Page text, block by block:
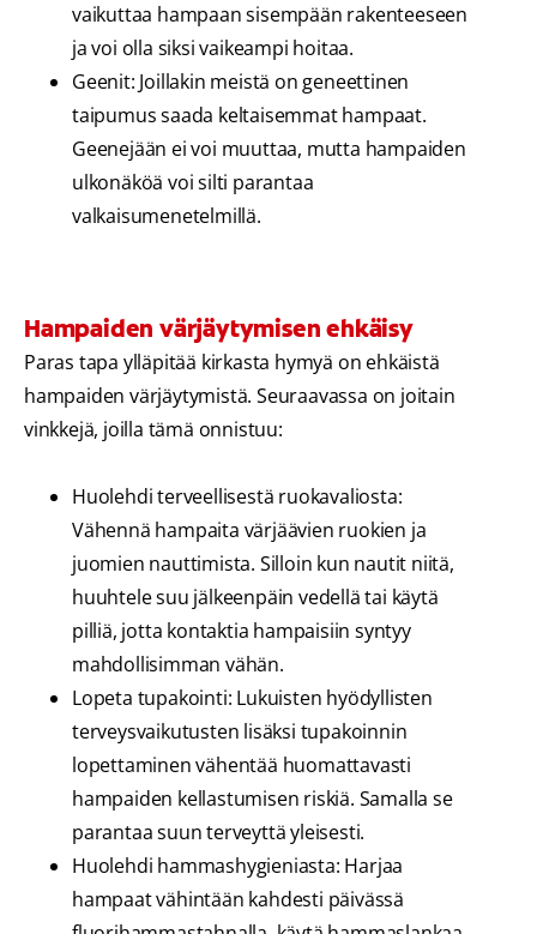
vaikuttaa hampaan sisempään rakenteeseen
ja voi olla siksi vaikeampi hoitaa.
Geenit: Joillakin meistä on geneettinen
taipumus saada keltaisemmat hampaat.
Geenejään ei voi muuttaa, mutta hampaiden
ulkonäköä voi silti parantaa
valkaisumenetelmillä.
Hampaiden värjäytymisen ehkäisy
Paras tapa ylläpitää kirkasta hymyä on ehkäistä
hampaiden värjäytymistä. Seuraavassa on joitain
vinkkejä, joilla tämä onnistuu:
Huolehdi terveellisestä ruokavaliosta:
Vähennä hampaita värjäävien ruokien ja
juomien nauttimista. Silloin kun nautit niitä,
huuhtele suu jälkeenpäin vedellä tai käytä
pilliä, jotta kontaktia hampaisiin syntyy
mahdollisimman vähän.
Lopeta tupakointi: Lukuisten hyödyllisten
terveysvaikutusten lisäksi tupakoinnin
lopettaminen vähentää huomattavasti
hampaiden kellastumisen riskiä. Samalla se
parantaa suun terveyttä yleisesti.
Huolehdi hammashygieniasta: Harjaa
hampaat vähintään kahdesti päivässä